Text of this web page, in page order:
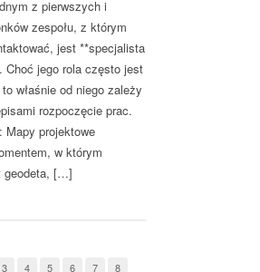
z pierwszych i
zespołu, z którym
jest **specjalista
Choć jego rola często jest
właśnie od niego zależy
rozpoczęcie prac.
projektowe
w którym
geodeta, […]
3 4 5 6 7 8